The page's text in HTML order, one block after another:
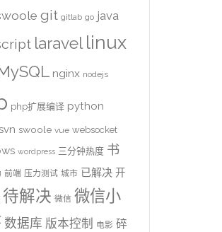
git gitlab go java
laravel linux
nginx nodejs
php扩展编译 python
swoole vue websocket
wordpress 三分钟热度 书
前端 压力测试 城市 已解决 开
待解决 微信 微信小
数据库 版本控制 电影 碎